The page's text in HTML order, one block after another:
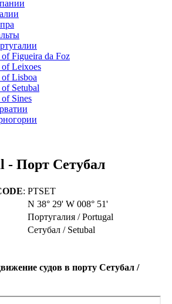
of Figueira da Foz
of Leixoes
of Lisboa
Setubal
Sines
- Порт Сетубал
: PTSET
N 38° 29' W 008° 51'
Португалия / Portugal
Сетубал / Setubal
судов в порту Сетубал /